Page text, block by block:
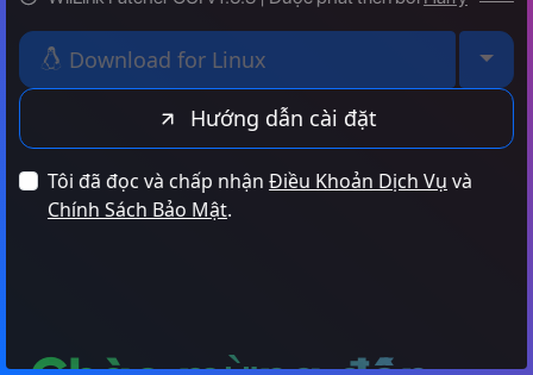
Download for Linux
Hướng dẫn cài đặt
Tôi đã đọc và chấp nhận Điều Khoản Dịch Vụ và
Chính Sách Bảo Mật.